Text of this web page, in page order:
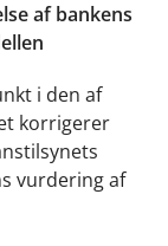
af bankens
i den af
korrigerer
vurdering af